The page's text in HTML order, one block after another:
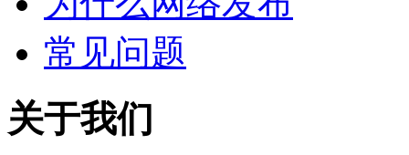
常见问题
关于我们